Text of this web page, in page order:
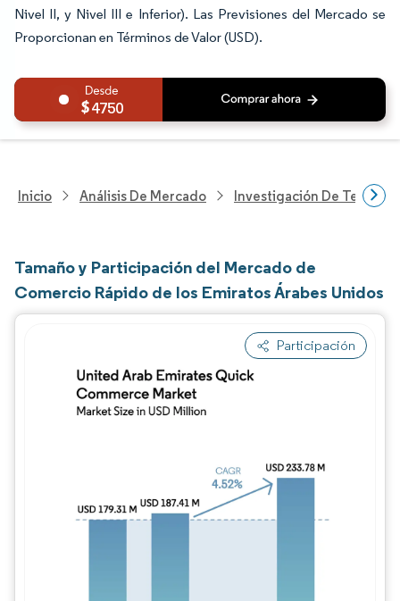
Nivel II, y Nivel III e Inferior). Las Previsiones del Mercado se
Proporcionan en Términos de Valor (USD).
4750
Inicio Análisis De Mercado Investigación De
Tamaño y Participación del Mercado de
Comercio Rápido de los Emiratos Árabes Unidos
Participación